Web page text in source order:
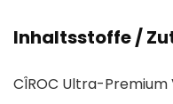
Inhaltsstoffe /
CÎROC Ultra-Premium